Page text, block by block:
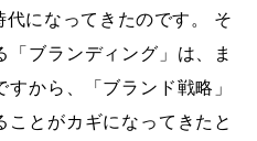
になってきたのです。 そ
ブランディング」は、ま
から、「ブランド戦略」
とがカギになってきたと